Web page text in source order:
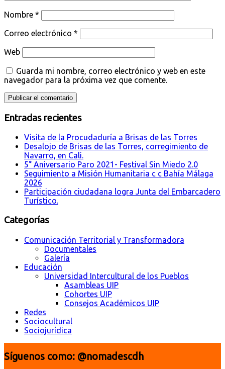
Nombre *
Correo electrónico *
Web
Guarda mi nombre, correo electrónico y web en este
navegador para la próxima vez que comente.
Entradas recientes
Visita de la Procudaduría a Brisas de las Torres
Desalojo de Brisas de las Torres, corregimiento de
Navarro, en Cali.
5° Aniversario Paro 2021- Festival Sin Miedo 2.0
Seguimiento a Misión Humanitaria c c Bahía Málaga
2026
Participación ciudadana logra Junta del Embarcadero
Turístico.
Categorías
Comunicación Territorial y Transformadora
Documentales
Galería
Educación
Universidad Intercultural de los Pueblos
Asambleas UIP
Cohortes UIP
Consejos Académicos UIP
Redes
Sociocultural
Sociojurídica
Síguenos como: @nomadescdh